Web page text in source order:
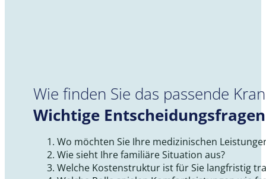
Wie finden Sie das passende
Wichtige Entscheidungsfragen
Wo möchten Sie Ihre medizinischen
Wie sieht Ihre familiäre Situation aus?
Welche Kostenstruktur ist für Sie langfristig